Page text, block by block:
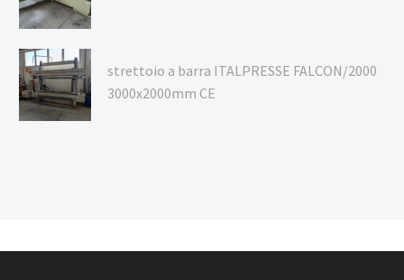
strettoio a barra ITALPRESSE FALCON/2000
3000x2000mm CE